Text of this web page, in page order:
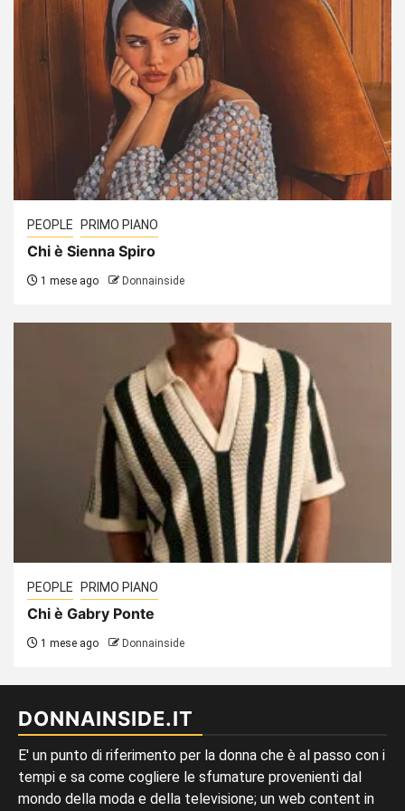
PEOPLE PRIMO PIANO
Chi è Sienna Spiro
1 mese ago Donnainside
PEOPLE PRIMO PIANO
Chi è Gabry Ponte
1 mese ago Donnainside
DONNAINSIDE.IT
E' un punto di riferimento per la donna che è al passo con i
tempi e sa come cogliere le sfumature provenienti dal
mondo della moda e della televisione; un web content in